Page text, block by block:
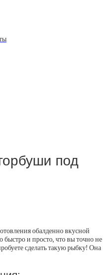
под
обалденно вкусной
быстро и просто, что вы точно не
сделать такую рыбку! Она